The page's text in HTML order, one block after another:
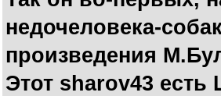
недочеловека-
произведения
Этот sharov43